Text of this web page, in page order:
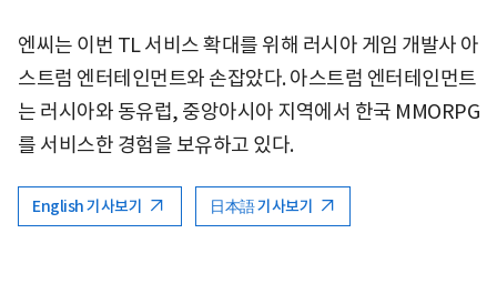
엔씨는 이번 TL 서비스 확대를 위해 러시아 게임 개발사 아
스트럼 엔터테인먼트와 손잡았다. 아스트럼 엔터테인먼트
는 러시아와 동유럽, 중앙아시아 지역에서 한국 MMORPG
를 서비스한 경험을 보유하고 있다.
English 기사보기 日本語 기사보기